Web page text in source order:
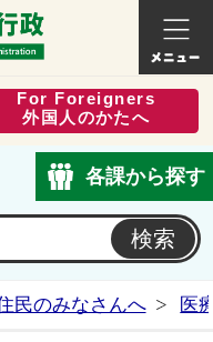
公式ホームページ
くらし
For Foreigners
外国人のかたへ
各課から探す
民のみなさんへ 医